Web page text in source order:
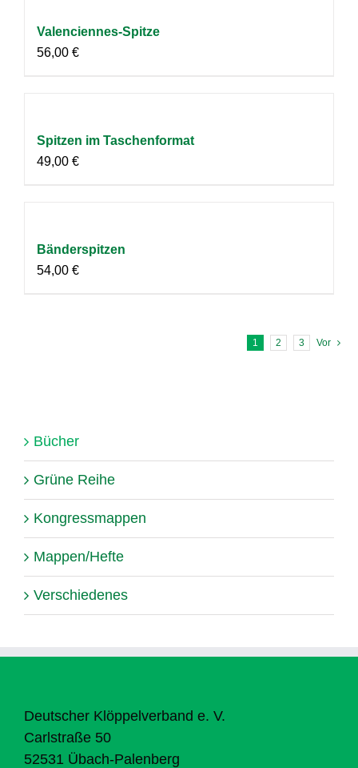
Valenciennes-Spitze
56,00 €
Spitzen im Taschenformat
49,00 €
Bänderspitzen
54,00 €
1 2 3 Vor
Bücher
Grüne Reihe
Kongressmappen
Mappen/Hefte
Verschiedenes
Deutscher Klöppelverband e. V.
Carlstraße 50
52531 Übach-Palenberg